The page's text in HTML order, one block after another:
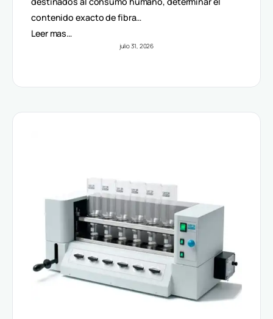
contenido exacto de fibra…
Leer mas…
julio 31, 2026